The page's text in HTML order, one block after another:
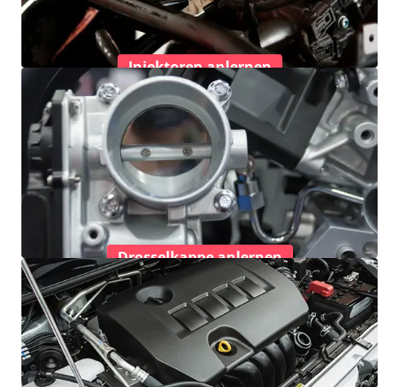
Injektoren anlernen
Drosselkappe anlernen